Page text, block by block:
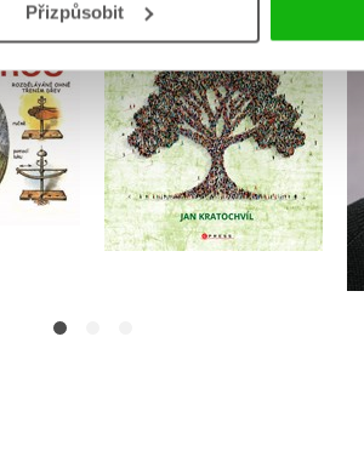
Přizpůsobit
Do košíku
399 Kč
319 Kč